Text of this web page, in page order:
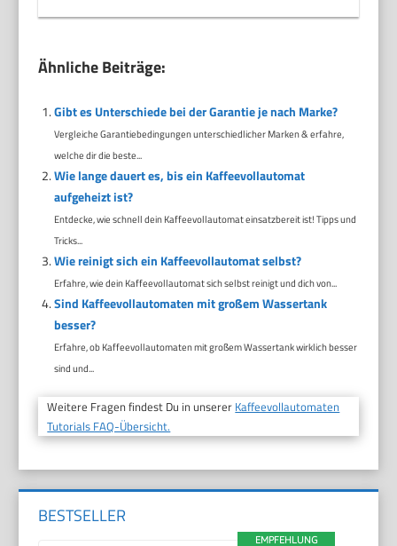
Ähnliche Beiträge:
Gibt es Unterschiede bei der Garantie je nach Marke?
Vergleiche Garantiebedingungen unterschiedlicher Marken & erfahre,
welche dir die beste...
Wie lange dauert es, bis ein Kaffeevollautomat
aufgeheizt ist?
Entdecke, wie schnell dein Kaffeevollautomat einsatzbereit ist! Tipps und
Tricks...
Wie reinigt sich ein Kaffeevollautomat selbst?
Erfahre, wie dein Kaffeevollautomat sich selbst reinigt und dich von...
Sind Kaffeevollautomaten mit großem Wassertank
besser?
Erfahre, ob Kaffeevollautomaten mit großem Wassertank wirklich besser
sind und...
Weitere Fragen findest Du in unserer Kaffeevollautomaten
Tutorials FAQ-Übersicht.
BESTSELLER
EMPFEHLUNG